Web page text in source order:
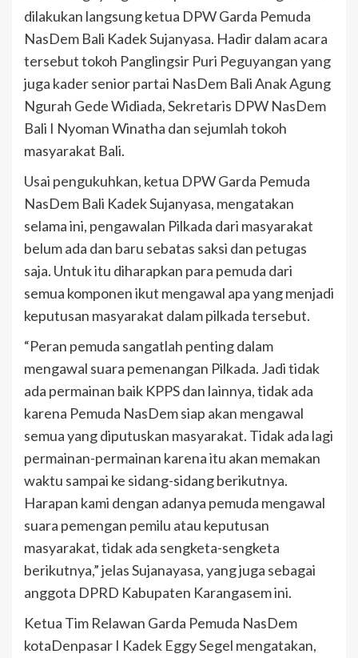
dilakukan langsung ketua DPW Garda Pemuda
NasDem Bali Kadek Sujanyasa. Hadir dalam acara
tersebut tokoh Panglingsir Puri Peguyangan yang
juga kader senior partai NasDem Bali Anak Agung
Ngurah Gede Widiada, Sekretaris DPW NasDem
Bali I Nyoman Winatha dan sejumlah tokoh
masyarakat Bali.
Usai pengukuhkan, ketua DPW Garda Pemuda
NasDem Bali Kadek Sujanyasa, mengatakan
selama ini, pengawalan Pilkada dari masyarakat
belum ada dan baru sebatas saksi dan petugas
saja. Untuk itu diharapkan para pemuda dari
semua komponen ikut mengawal apa yang menjadi
keputusan masyarakat dalam pilkada tersebut.
“Peran pemuda sangatlah penting dalam
mengawal suara pemenangan Pilkada. Jadi tidak
ada permainan baik KPPS dan lainnya, tidak ada
karena Pemuda NasDem siap akan mengawal
semua yang diputuskan masyarakat. Tidak ada lagi
permainan-permainan karena itu akan memakan
waktu sampai ke sidang-sidang berikutnya.
Harapan kami dengan adanya pemuda mengawal
suara pemengan pemilu atau keputusan
masyarakat, tidak ada sengketa-sengketa
berikutnya,” jelas Sujanayasa, yang juga sebagai
anggota DPRD Kabupaten Karangasem ini.
Ketua Tim Relawan Garda Pemuda NasDem
kotaDenpasar I Kadek Eggy Segel mengatakan,